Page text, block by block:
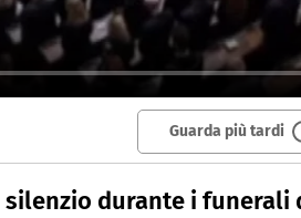
Guarda più tardi
durante i funerali